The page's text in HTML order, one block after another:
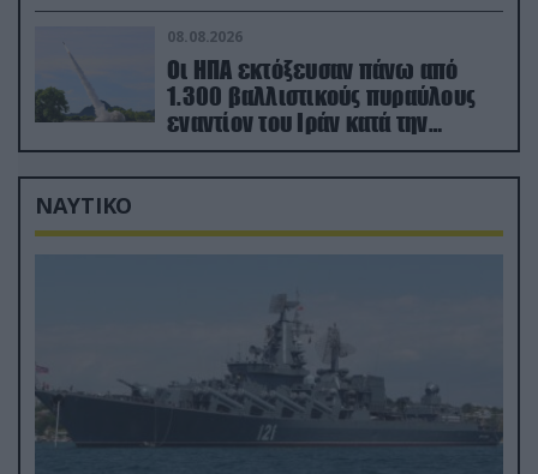
08.08.2026
Οι ΗΠΑ εκτόξευσαν πάνω από
1.300 βαλλιστικούς πυραύλους
εναντίον του Ιράν κατά την
διάρκεια του πολέμου
ΝΑΥΤΙΚΟ